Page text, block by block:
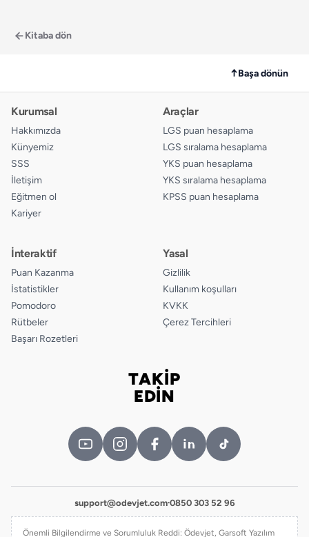
Kitaba dön
↑Başa dönün
Kurumsal
Hakkımızda
Künyemiz
SSS
İletişim
Eğitmen ol
Kariyer
Araçlar
LGS puan hesaplama
LGS sıralama hesaplama
YKS puan hesaplama
YKS sıralama hesaplama
KPSS puan hesaplama
İnteraktif
Puan Kazanma
İstatistikler
Pomodoro
Rütbeler
Başarı Rozetleri
Yasal
Gizlilik
Kullanım koşulları
KVKK
Çerez Tercihleri
TAKİP
EDİN
support@odevjet.com·0850 303 52 96
Önemli Bilgilendirme ve Sorumluluk Reddi: Ödevjet, Garsoft Yazılım